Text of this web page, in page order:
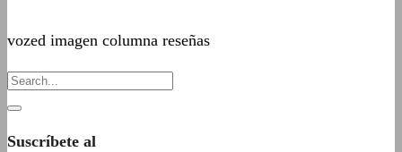
vozed imagen columna reseñas
Suscríbete al